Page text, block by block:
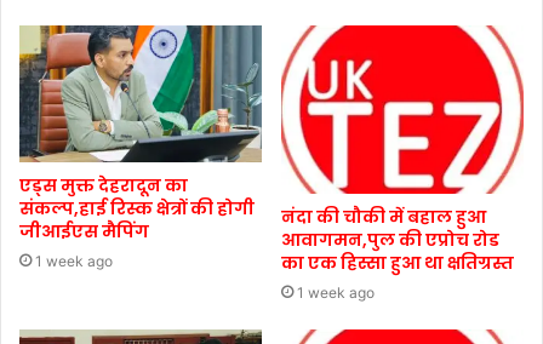
एड्स मुक्त देहरादून का
संकल्प,हाई रिस्क क्षेत्रों की होगी
जीआईएस मैपिंग
1 week ago
नंदा की चौकी में बहाल हुआ
आवागमन,पुल की एप्रोच रोड
का एक हिस्सा हुआ था क्षतिग्रस्त
1 week ago